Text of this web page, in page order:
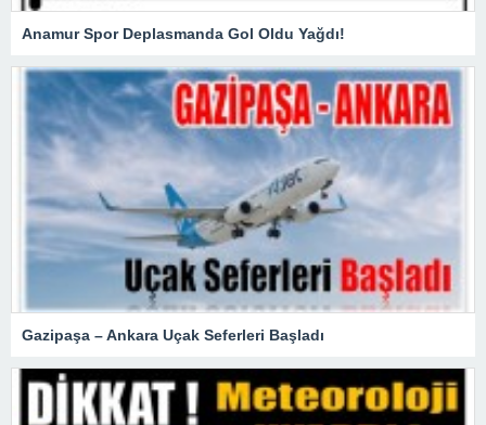
Anamur Spor Deplasmanda Gol Oldu Yağdı!
Gazipaşa – Ankara Uçak Seferleri Başladı